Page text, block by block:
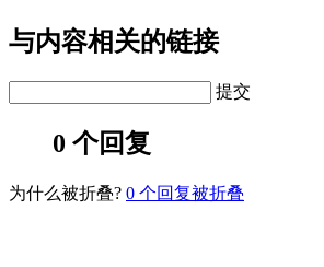
与内容相关的链接
提交
0 个回复
为什么被折叠? 0 个回复被折叠